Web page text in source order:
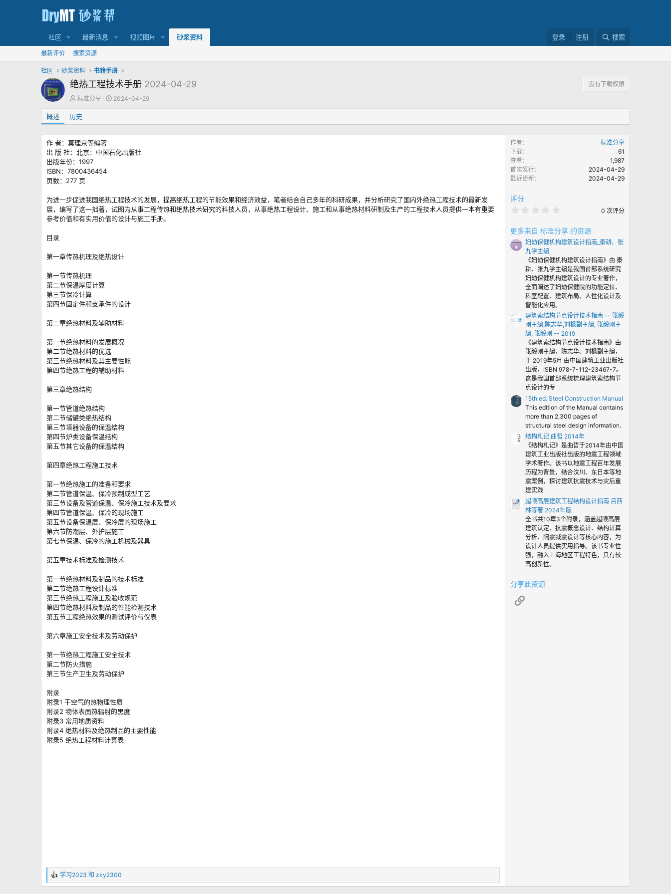
社区 最新消息 视频图片 砂浆资料 登录 注册 搜索
最新评价 搜索资源
社区 砂浆资料 书籍手册
绝热工程技术手册 2024-04-29
没有下载权限
作
标准分享
创
期
2024-04-29
概述 历史
作 者：莫理京等编著
出 版 社：北京：中国石化出版社
出版年份：1997
ISBN：7800436454
页数：277 页
为进一步促进我国绝热工程技术的发展，提高绝热工程的节能效果和经济效益，笔者结合自己多年的科研成果，并分析研究了国内外绝热工程技术的最新发
展，编写了这一拙著，试图为从事工程传热和绝热技术研究的科技人员，从事绝热工程设计、施工和从事绝热材料研制及生产的工程技术人员提供一本有重要
参考价值和有实用价值的设计与施工手册。
目录
第一章传热机理及绝热设计
第一节传热机理
第二节保温厚度计算
第三节保冷计算
第四节固定件和支承件的设计
第二章绝热材料及辅助材料
第一节绝热材料的发展概况
第二节绝热材料的优选
第三节绝热材料及其主要性能
第四节绝热工程的辅助材料
第三章绝热结构
第一节管道绝热结构
第二节储罐类绝热结构
第三节塔器设备的保温结构
第四节炉类设备保温结构
第五节其它设备的保温结构
第四章绝热工程施工技术
第一节绝热施工的准备和要求
第二节管道保温、保冷预制成型工艺
第三节设备及管道保温、保冷施工技术及要求
第四节管道保温、保冷的现场施工
第五节设备保温层、保冷层的现场施工
第六节防潮层、外护层施工
第七节保温、保冷的施工机械及器具
第五章技术标准及检测技术
第一节绝热材料及制品的技术标准
第二节绝热工程设计标准
第三节绝热工程施工及验收规范
第四节绝热材料及制品的性能检测技术
第五节工程绝热效果的测试评价与仪表
第六章施工安全技术及劳动保护
第一节绝热工程施工安全技术
第二节防火措施
第三节生产卫生及劳动保护
附录
附录1 干空气的热物理性质
附录2 物体表面热辐射的黑度
附录3 常用地质资料
附录4 绝热材料及绝热制品的主要性能
附录5 绝热工程材料计算表
反
馈
学习2023 和 zky2300
作者
标准分享
下载
61
查看
1,987
首次发行
2024-04-29
最近更新
2024-04-29
评分
0
颗
星
0 次评分
更多来自 标准分享 的资源
妇幼保健机构建筑设计指南_秦耕、张
九学主编
《妇幼保健机构建筑设计指南》由 秦
耕、张九学主编是我国首部系统研究
妇幼保健机构建筑设计的专业著作，
全面阐述了妇幼保健院的功能定位、
科室配置、建筑布局、人性化设计及
智能化应用。
建筑索结构节点设计技术指南 -- 张毅
刚主编;陈志华,刘枫副主编, 张毅刚主
编, 张毅刚 -- 2019
《建筑索结构节点设计技术指南》由
张毅刚主编，陈志华、刘枫副主编，
于 2019年5月 由中国建筑工业出版社
出版，ISBN 978-7-112-23467-7。
这是我国首部系统梳理建筑索结构节
点设计的专
15th ed. Steel Construction Manual
This edition of the Manual contains
more than 2,300 pages of
structural steel design information.
结构札记 曲哲 2014年
《结构札记》是曲哲于2014年由中国
建筑工业出版社出版的地震工程领域
学术著作。该书以地震工程百年发展
历程为背景，结合汶川、东日本等地
震案例，探讨建筑抗震技术与灾后重
建实践
超限高层建筑工程结构设计指南 吕西
林等著 2024年版
全书共10章3个附录，涵盖超限高层
建筑认定、抗震概念设计、结构计算
分析、隔震减震设计等核心内容，为
设计人员提供实用指导。该书专业性
强，融入上海地区工程特色，具有较
高创新性。
分享此资源
链接